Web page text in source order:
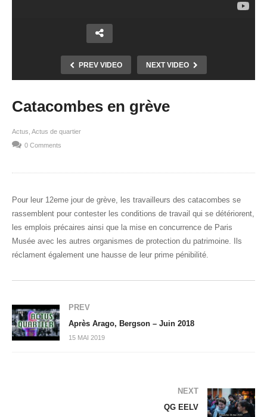
PREV VIDEO NEXT VIDEO
Catacombes en grève
Actus Actus de quartier
0 Comments
Pour leur 12eme jour de grève, les travailleurs des catacombes se
rassemblent pour contester les conditions de travail qui se détériorent,
les emplois précaires ainsi que la mise en concurrence de Paris
Musée avec les autres organismes de protection du patrimoine. Ils
réclament également une hausse de leur prime pénibilité.
PREV
Après Arago, Bergson – Juin 2018
15 MAI 2019
NEXT
QG EELV